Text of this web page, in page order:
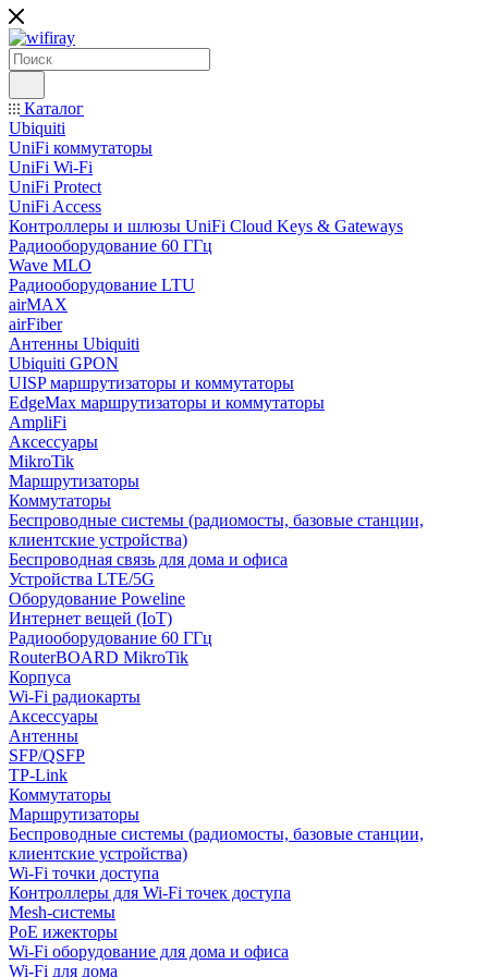
Каталог
Ubiquiti
UniFi коммутаторы
UniFi Wi-Fi
UniFi Protect
UniFi Access
Контроллеры и шлюзы UniFi Cloud Keys & Gateways
Радиооборудование 60 ГГц
Wave MLO
Радиооборудование LTU
airMAX
airFiber
Антенны Ubiquiti
Ubiquiti GPON
UISP маршрутизаторы и коммутаторы
EdgeMax маршрутизаторы и коммутаторы
AmpliFi
Аксессуары
MikroTik
Маршрутизаторы
Коммутаторы
Беспроводные системы (радиомосты, базовые станции,
клиентские устройства)
Беспроводная связь для дома и офиса
Устройства LTE/5G
Оборудование Poweline
Интернет вещей (IoT)
Радиооборудование 60 ГГц
RouterBOARD MikroTik
Корпуса
Wi-Fi радиокарты
Аксессуары
Антенны
SFP/QSFP
TP-Link
Коммутаторы
Маршрутизаторы
Беспроводные системы (радиомосты, базовые станции,
клиентские устройства)
Wi-Fi точки доступа
Контроллеры для Wi-Fi точек доступа
Mesh-системы
PoE ижекторы
Wi-Fi оборудование для дома и офиса
Wi-Fi для дома